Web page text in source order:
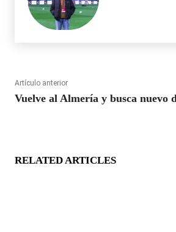
Artículo anterior
Vuelve al Almería y busca nuevo
RELATED ARTICLES